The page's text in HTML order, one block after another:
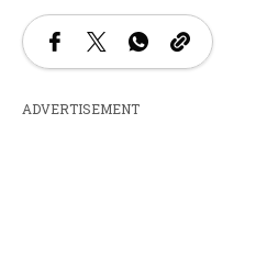
ADVERTISEMENT